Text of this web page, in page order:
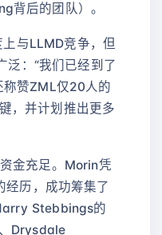
背后的团队）。
与LLMD竞争，但
泛：“我们已经到了
称赞ZML仅20人的
，并计划推出更多
金充足。Morin凭
历，成功筹集了
Stebbings的
Drysdale